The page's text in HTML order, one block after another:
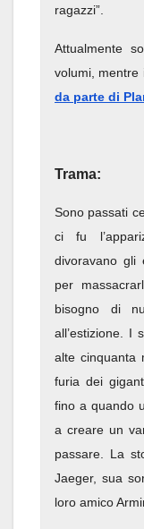
ragazzi”.
Attualmente
volumi, mentre
da parte di
Trama:
Sono passati
ci fu
divoravano gli
per
bisogno di
all’estizione. I
alte cinquanta
furia dei
fino a quando
a creare un
passare. La
Jaeger, sua
loro amico